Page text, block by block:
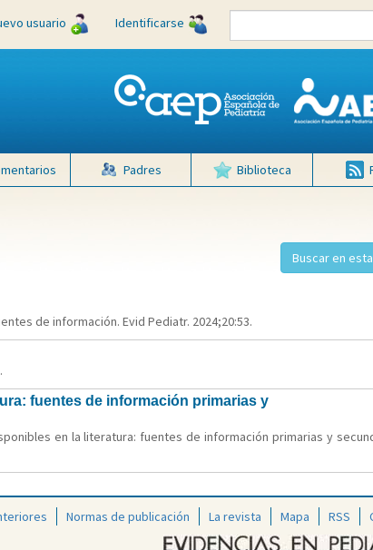
usuario Identificarse
Padres Biblioteca
de información. Evid Pediatr. 2024;20:53.
fuentes de información primarias y
en la literatura: fuentes de información primarias y
Normas de publicación La revista Mapa RSS